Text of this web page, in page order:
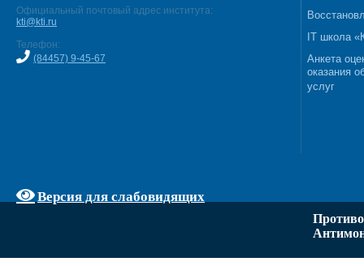
Официальный почтовый адрес института:
kti@kti.ru
Телефон:
(84457) 9-45-67
Версия для слабовидящих
IT школа
Анкета
оказания
услуг